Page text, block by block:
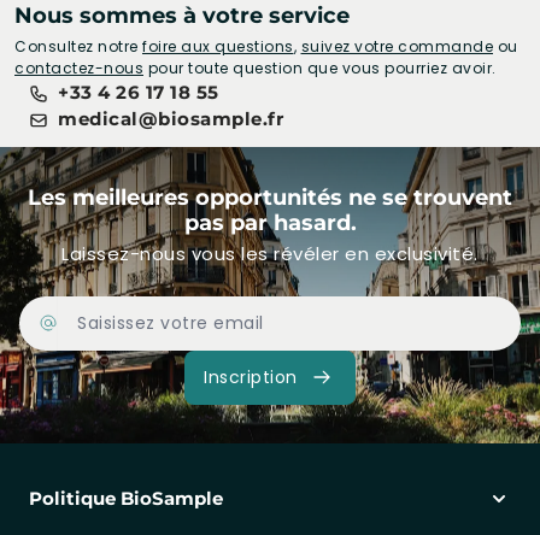
Nous sommes à votre service
Consultez notre foire aux questions, suivez votre commande ou
contactez-nous pour toute question que vous pourriez avoir.
+33 4 26 17 18 55
medical@biosample.fr
Les meilleures opportunités ne se trouvent
pas par hasard.
Laissez-nous vous les révéler en exclusivité.
Adresse Email
Inscription
Politique BioSample